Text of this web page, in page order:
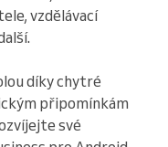
vzdělávací
díky chytré
připomínkám
své